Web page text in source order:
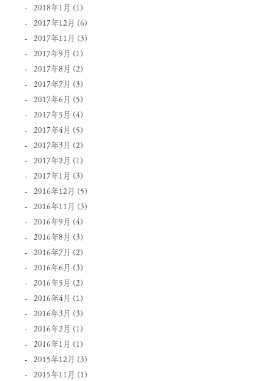
2018年1月 (1)
2017年12月 (6)
2017年11月 (3)
2017年9月 (1)
2017年8月 (2)
2017年7月 (3)
2017年6月 (5)
2017年5月 (4)
2017年4月 (5)
2017年3月 (2)
2017年2月 (1)
2017年1月 (3)
2016年12月 (5)
2016年11月 (3)
2016年9月 (4)
2016年8月 (3)
2016年7月 (2)
2016年6月 (3)
2016年5月 (2)
2016年4月 (1)
2016年3月 (3)
2016年2月 (1)
2016年1月 (1)
2015年12月 (3)
2015年11月 (1)